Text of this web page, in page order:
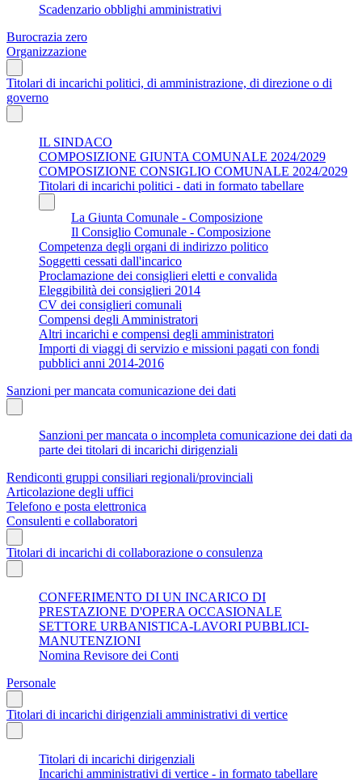
Scadenzario obblighi amministrativi
Burocrazia zero
Organizzazione
Titolari di incarichi politici, di amministrazione, di direzione o di
governo
IL SINDACO
COMPOSIZIONE GIUNTA COMUNALE 2024/2029
COMPOSIZIONE CONSIGLIO COMUNALE 2024/2029
Titolari di incarichi politici - dati in formato tabellare
La Giunta Comunale - Composizione
Il Consiglio Comunale - Composizione
Competenza degli organi di indirizzo politico
Soggetti cessati dall'incarico
Proclamazione dei consiglieri eletti e convalida
Eleggibilità dei consiglieri 2014
CV dei consiglieri comunali
Compensi degli Amministratori
Altri incarichi e compensi degli amministratori
Importi di viaggi di servizio e missioni pagati con fondi
pubblici anni 2014-2016
Sanzioni per mancata comunicazione dei dati
Sanzioni per mancata o incompleta comunicazione dei dati da
parte dei titolari di incarichi dirigenziali
Rendiconti gruppi consiliari regionali/provinciali
Articolazione degli uffici
Telefono e posta elettronica
Consulenti e collaboratori
Titolari di incarichi di collaborazione o consulenza
CONFERIMENTO DI UN INCARICO DI
PRESTAZIONE D'OPERA OCCASIONALE
SETTORE URBANISTICA-LAVORI PUBBLICI-
MANUTENZIONI
Nomina Revisore dei Conti
Personale
Titolari di incarichi dirigenziali amministrativi di vertice
Titolari di incarichi dirigenziali
Incarichi amministrativi di vertice - in formato tabellare